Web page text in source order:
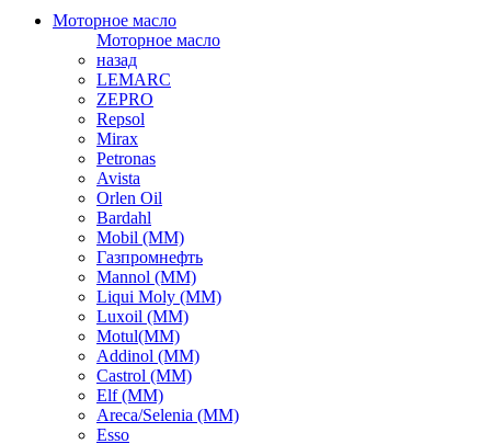
Моторное масло
Моторное масло
назад
LEMARC
ZEPRO
Repsol
Mirax
Petronas
Avista
Orlen Oil
Bardahl
Mobil (ММ)
Газпромнефть
Mannol (ММ)
Liqui Moly (ММ)
Luxoil (ММ)
Motul(ММ)
Addinol (ММ)
Castrol (ММ)
Elf (ММ)
Areca/Selenia (ММ)
Esso